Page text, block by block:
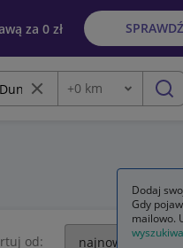
za 0 zł SPRAWDŹ
Wyczyść frazę
Odległość
+0 km szukaj
od:
Dodaj
Gdy
mailowo.